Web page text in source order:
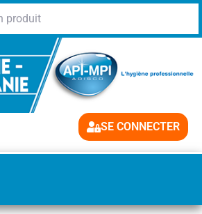
SE CONNECTER